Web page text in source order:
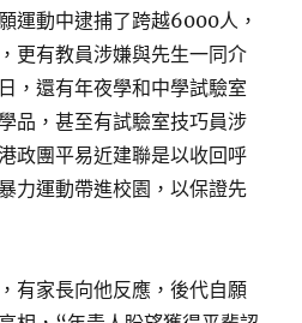
運動中逮捕了跨越6000人，
更有教員涉嫌與先生一同介
，還有年夜學和中學試驗室
品，甚至有試驗室技巧員涉
政團平易近建聯是以收回呼
力運動帶進校園，以保證先
有家長向他反應，後代自願